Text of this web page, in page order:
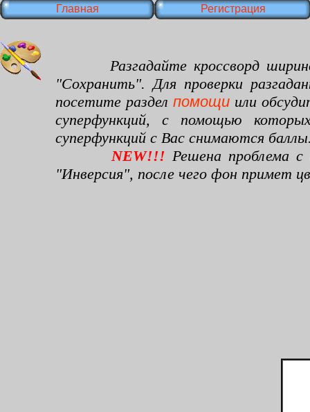
Главная Регистрация
Разгадайте кроссворд шириной
"Сохранить". Для проверки
посетите раздел помощиили
суперфункций, с помощью
суперфункций с Вас снимаются
NEW!!! Решена проблема
"Инверсия", после чего фон примет